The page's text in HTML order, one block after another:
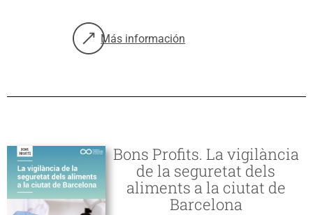
Más información
sobre: Bons Profits. La formació de
Bons Profits. La vigilància
de la seguretat dels
aliments a la ciutat de
Barcelona